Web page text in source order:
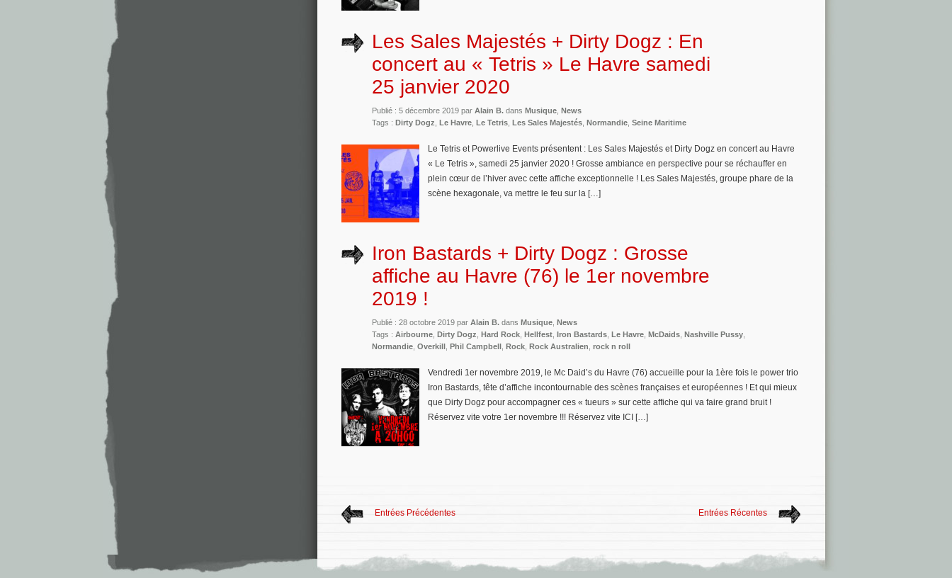
Les Sales Majestés + Dirty Dogz : En
concert au « Tetris » Le Havre samedi
25 janvier 2020
Publié : 5 décembre 2019 par Alain B. dans Musique News
Tags : Dirty Dogz Le Havre Le Tetris Les Sales Majestés Normandie Seine Maritime
Le Tetris et Powerlive Events présentent : Les Sales Majestés et Dirty Dogz en concert au Havre
« Le Tetris », samedi 25 janvier 2020 ! Grosse ambiance en perspective pour se réchauffer en
plein cœur de l’hiver avec cette affiche exceptionnelle ! Les Sales Majestés, groupe phare de la
scène hexagonale, va mettre le feu sur la […]
Iron Bastards + Dirty Dogz : Grosse
affiche au Havre (76) le 1er novembre
2019 !
Publié : 28 octobre 2019 par Alain B. dans Musique News
Tags : Airbourne Dirty Dogz Hard Rock Hellfest Iron Bastards Le Havre McDaids Nashville Pussy
Normandie Overkill Phil Campbell Rock Rock Australien rock n roll
Vendredi 1er novembre 2019, le Mc Daid’s du Havre (76) accueille pour la 1ère fois le power trio
Iron Bastards, tête d’affiche incontournable des scènes françaises et européennes ! Et qui mieux
que Dirty Dogz pour accompagner ces « tueurs » sur cette affiche qui va faire grand bruit !
Réservez vite votre 1er novembre !!! Réservez vite ICI […]
Entrées Précédentes Entrées Récentes